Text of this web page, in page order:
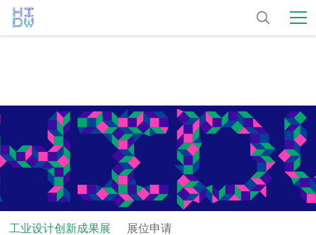
工业设计创新成果展 展位申请